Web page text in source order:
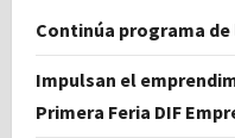
Continúa programa
Impulsan el
Primera Feria DIF